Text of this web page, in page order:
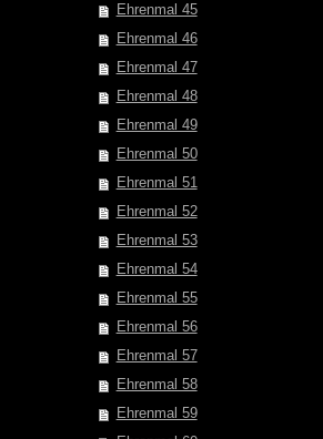
Ehrenmal 45
Ehrenmal 46
Ehrenmal 47
Ehrenmal 48
Ehrenmal 49
Ehrenmal 50
Ehrenmal 51
Ehrenmal 52
Ehrenmal 53
Ehrenmal 54
Ehrenmal 55
Ehrenmal 56
Ehrenmal 57
Ehrenmal 58
Ehrenmal 59